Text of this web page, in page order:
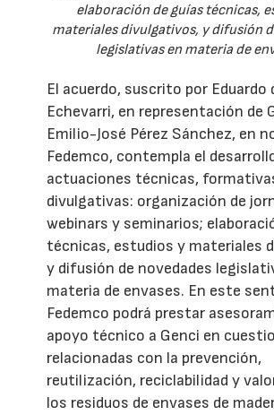
elaboración de guías técnicas,
materiales divulgativos, y difusión
legislativas en materia de
El acuerdo, suscrito por Eduardo
Echevarri, en representación de
Emilio-José Pérez Sánchez, en
Fedemco, contempla el
actuaciones técnicas,
divulgativas: organización de
webinars y seminarios;
técnicas, estudios y materiales
y difusión de novedades
materia de envases. En este
Fedemco podrá prestar
apoyo técnico a Genci en
relacionadas con la prevención,
reutilización, reciclabilidad y
los residuos de envases de